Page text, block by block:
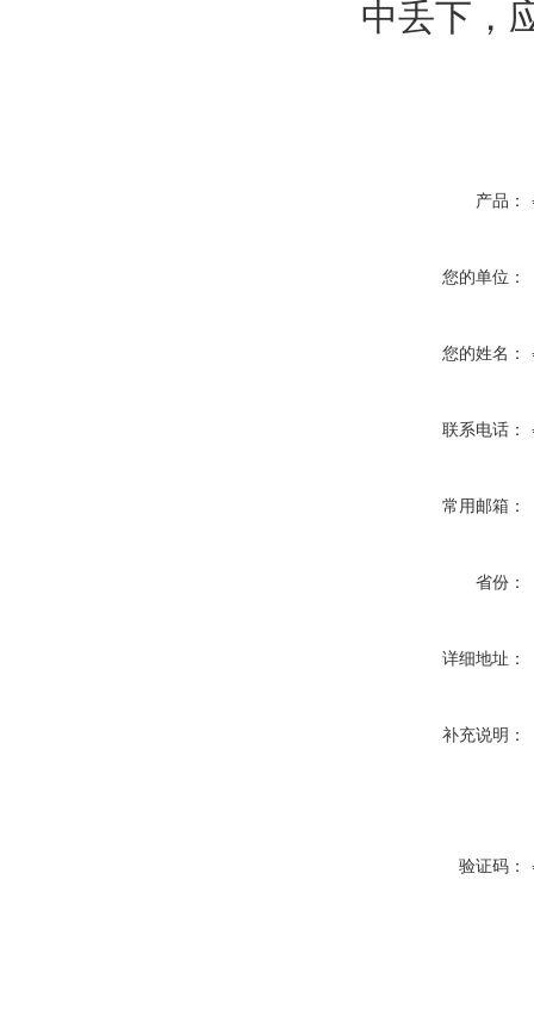
中丢下，
产品：
您的单位：
您的姓名：
联系电话：
常用邮箱：
省份：
详细地址：
补充说明：
验证码：